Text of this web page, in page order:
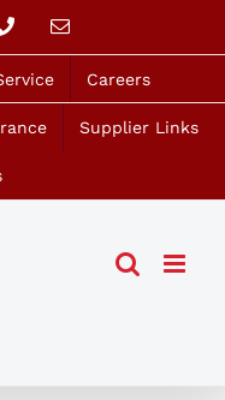
PhoneEmail
Careers
Supplier Links